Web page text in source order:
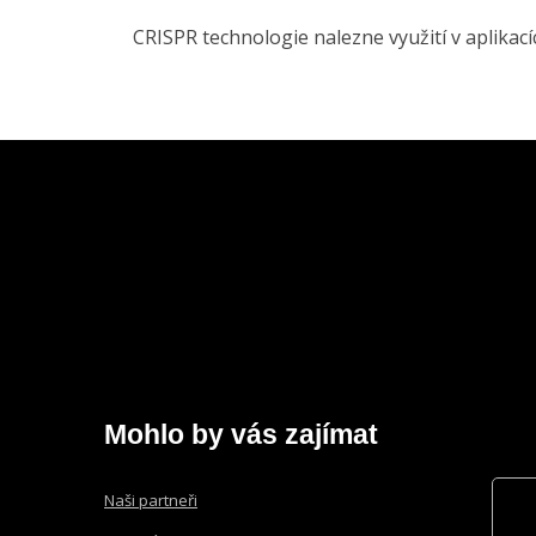
CRISPR technologie nalezne využití v
Mohlo by vás zajímat
Naši partneři